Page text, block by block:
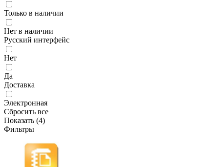
Только в наличии
Нет в наличии
Русский интерфейс
Нет
Да
Доставка
Электронная
Сбросить все
Показать (4)
Фильтры